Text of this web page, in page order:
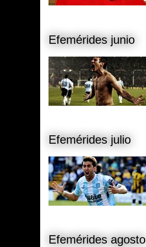
Efemérides junio
Efemérides julio
Efemérides agosto